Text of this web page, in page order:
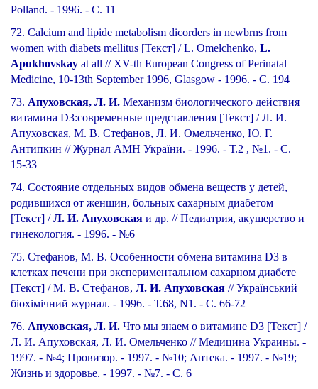
Polland. - 1996. - С. 11
72. Calcium and lipide metabolism dicorders in newbrns from
women with diabets mellitus [Текст] / L. Omelchenko, L.
Apukhovskay at all // XV-th European Congress of Perinatal
Medicine, 10-13th September 1996, Glasgow - 1996. - С. 194
73. Апуховская, Л. И. Механизм биологического действия
витамина D3:современные представления [Текст] / Л. И.
Апуховская, М. В. Стефанов, Л. И. Омельченко, Ю. Г.
Антипкин // Журнал АМН України. - 1996. - Т.2 , №1. - С.
15-33
74. Состояние отдельных видов обмена веществ у детей,
родившихся от женщин, больных сахарным диабетом
[Текст] /Л. И. Апуховская и др. // Педиатрия, акушерство и
гинекология. - 1996. - №6
75. Стефанов, М. В. Особенности обмена витамина D3 в
клетках печени при экспериментальном сахарном диабете
[Текст] / М. В. Стефанов, Л. И. Апуховская // Український
біохімічний журнал. - 1996. - Т.68, N1. - С. 66-72
76. Апуховская, Л. И. Что мы знаем о витамине D3 [Текст] /
Л. И. Апуховская, Л. И. Омельченко // Медицина Украины. -
1997. - №4; Провизор. - 1997. - №10; Аптека. - 1997. - №19;
Жизнь и здоровье. - 1997. - №7. - С. 6